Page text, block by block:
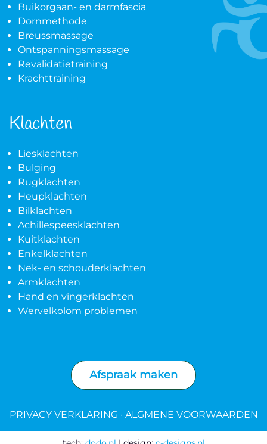
Buikorgaan- en darmfascia
Dornmethode
Breussmassage
Ontspanningsmassage
Revalidatietraining
Krachttraining
Klachten
Liesklachten
Bulging
Rugklachten
Heupklachten
Bilklachten
Achillespeesklachten
Kuitklachten
Enkelklachten
Nek- en schouderklachten
Armklachten
Hand en vingerklachten
Wervelkolom problemen
Afspraak maken
PRIVACY VERKLARING · ALGMENE VOORWAARDEN